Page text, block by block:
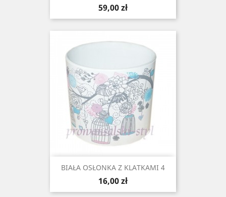
Cena
59,00 zł
BIAŁA OSŁONKA Z KLATKAMI 4
Cena
16,00 zł